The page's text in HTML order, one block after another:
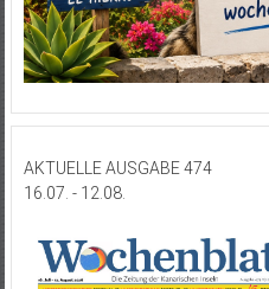
AKTUELLE AUSGABE 474
16.07. - 12.08.